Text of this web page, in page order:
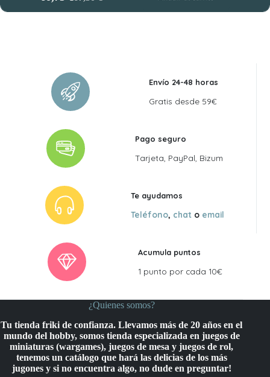
El
precio
El
precio
Envío 24-48 horas
Gratis desde 59€
Pago seguro
Tarjeta, PayPal, Bizum
Te ayudamos
Teléfono, chat o email
Acumula puntos
1 punto por cada 10€
¿Quienes somos?
Tu tienda friki de confianza. Llevamos más de 20 años en el
mundo del hobby, somos tienda especializada en juegos de
miniaturas (wargames), juegos de mesa y juegos de rol,
tenemos un catálogo que hará las delicias de los más
jugones y si no encuentra algo, no dude en preguntar!